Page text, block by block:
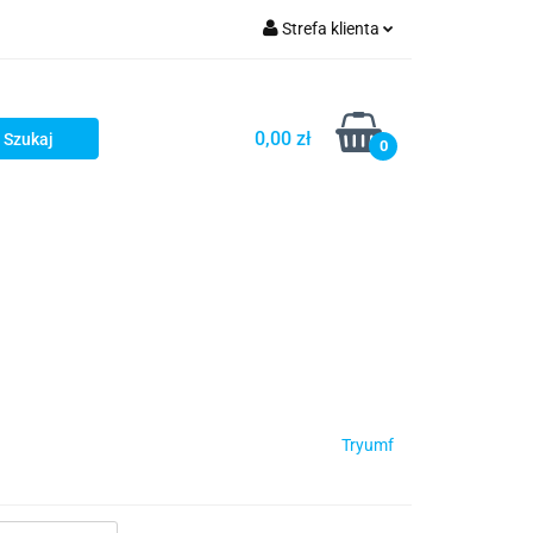
Strefa klienta
Zarejestruj się
Dodaj zgłoszenie
0,00 zł 0
Tryumf